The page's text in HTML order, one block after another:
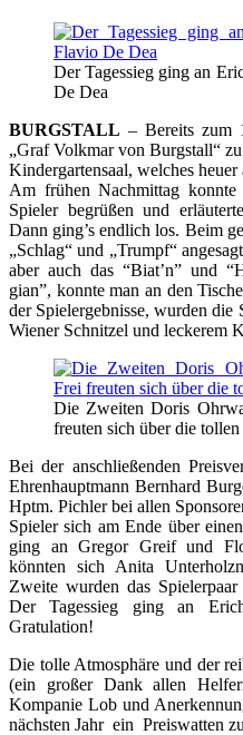
Der Tagessieg ging an
De Dea
BURGSTALL – Bereits zum
„Graf Volkmar von Burgstall“
Kindergartensaal, welches
Am frühen Nachmittag
Spieler begrüßen und
Dann ging’s endlich los. Beim
„Schlag“ und „Trumpf“
aber auch das “Biat’n” und
gian”, konnte man an den
der Spielergebnisse, wurden
Wiener Schnitzel und leckerem
Die Zweiten Doris
freuten sich über die tollen
Bei der anschließenden
Ehrenhauptmann Bernhard
Hptm. Pichler bei allen
Spieler sich am Ende über
ging an Gregor Greif und
könnten sich Anita
Zweite wurden das
Der Tagessieg ging an
Gratulation!
Die tolle Atmosphäre und der
(ein großer Dank allen
Kompanie Lob und
nächsten Jahr ein Preiswatten